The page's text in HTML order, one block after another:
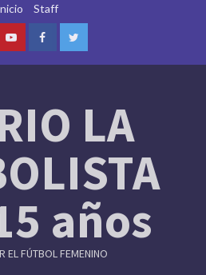
Staff
YoutubeFacebookTwitter
LA
años
EL FÚTBOL FEMENINO